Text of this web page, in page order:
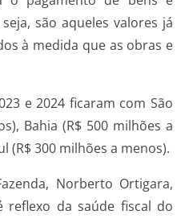
são aqueles valores já
à medida que as obras e
e 2024 ficaram com São
Bahia (R$ 500 milhões a
(R$ 300 milhões a menos).
Norberto Ortigara,
reflexo da saúde fiscal do